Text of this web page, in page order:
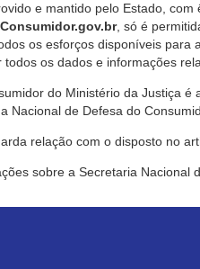
e mantido pelo Estado,
Consumidor.gov.br, só é
os esforços disponíveis
os dados e informações
do Ministério da Justiça
Nacional de Defesa do
relação com o disposto no
sobre a Secretaria Nacional